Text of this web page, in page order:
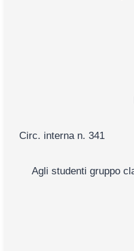
Pinerolo,
Circ. interna n. 341
Agli studenti gruppo